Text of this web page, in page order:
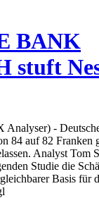
BANK
stuft
-
84 auf 82 Franken
Analyst Tom
Studie die
Basis für